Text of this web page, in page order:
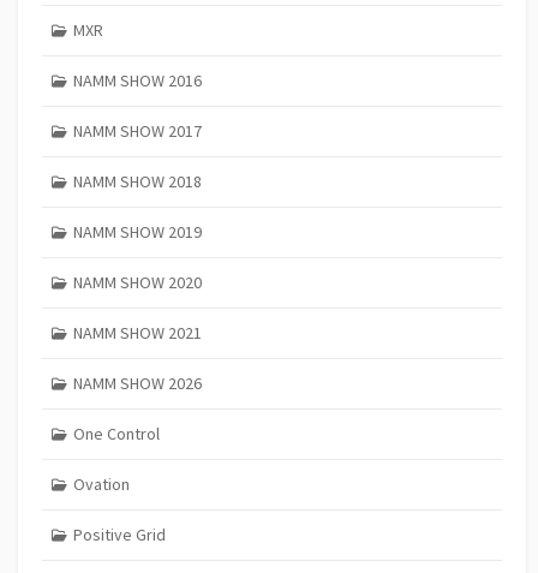
MXR
NAMM SHOW 2016
NAMM SHOW 2017
NAMM SHOW 2018
NAMM SHOW 2019
NAMM SHOW 2020
NAMM SHOW 2021
NAMM SHOW 2026
One Control
Ovation
Positive Grid